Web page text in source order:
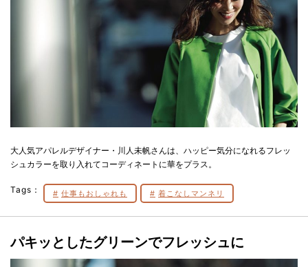
大人気アパレルデザイナー・川人未帆さんは、ハッピー気分になれるフレッ
シュカラーを取り入れてコーディネートに華をプラス。
Tags： 仕事もおしゃれも 着こなしマンネリ
パキッとしたグリーンでフレッシュに